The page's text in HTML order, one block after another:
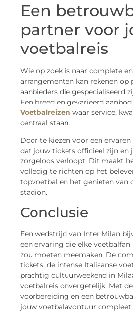
Een
partner voor
voetbalreis
Wie op zoek is naar complete
arrangementen kan rekenen op
aanbieders die gespecialiseerd
Een breed en gevarieerd
Voetbalreizen waar service,
centraal staan.
Door te kiezen voor een
dat jouw tickets officieel zijn en
zorgeloos verloopt. Dit maakt
volledig te richten op het
topvoetbal en het genieten van
stadion.
Conclusie
Een wedstrijd van Inter Milan
een ervaring die elke voetbalfan
zou moeten meemaken. De
tickets, de intense Italiaanse
prachtig cultuurweekend in
voetbalreis onvergetelijk. Met
voorbereiding en een
jouw voetbalavontuur